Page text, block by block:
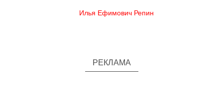
Илья Ефимович Репин
РЕКЛАМА